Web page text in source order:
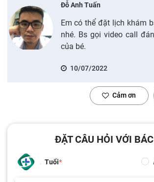
Đỗ Anh Tuấn
Em có thể đặt lịch khám
nhé. Bs gọi video call
của bé.
10/07/2022
Cảm ơn
ĐẶT CÂU HỎI VỚI
Tuổi